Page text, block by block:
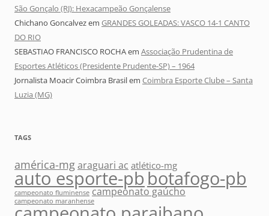
São Gonçalo (RJ): Hexacampeão Gonçalense
Chichano Goncalvezem GRANDES GOLEADAS: VASCO 14-1 CANTO
DO RIO
SEBASTIAO FRANCISCO ROCHAem Associação Prudentina de
Esportes Atléticos (Presidente Prudente-SP) – 1964
Jornalista Moacir Coimbra Brasilem Coimbra Esporte Clube – Santa
Luzia (MG)
TAGS
américa-mgaraguari ac atlético-mg
auto esporte-pbbotafogo-pb
campeonato fluminense campeonato gaúcho
campeonato maranhense